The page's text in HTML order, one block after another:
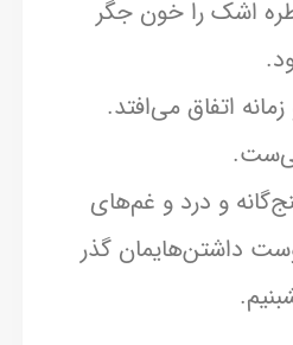
اشک را خون جگر
اتفاق می‌افتد.
و درد و غم‌های
داشتن‌هایمان گذر